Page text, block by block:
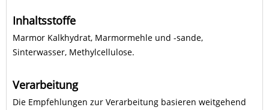
Inhaltsstoffe
Marmor Kalkhydrat, Marmormehle und -sande,
Sinterwasser, Methylcellulose.
Verarbeitung
Die Empfehlungen zur Verarbeitung basieren weitgehend